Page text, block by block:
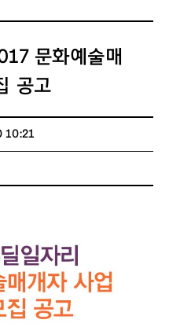
문화예술매
공고
10:21